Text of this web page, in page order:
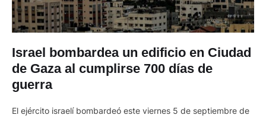
Israel bombardea un edificio en Ciudad
de Gaza al cumplirse 700 días de
guerra
El ejército israelí bombardeó este viernes 5 de septiembre de